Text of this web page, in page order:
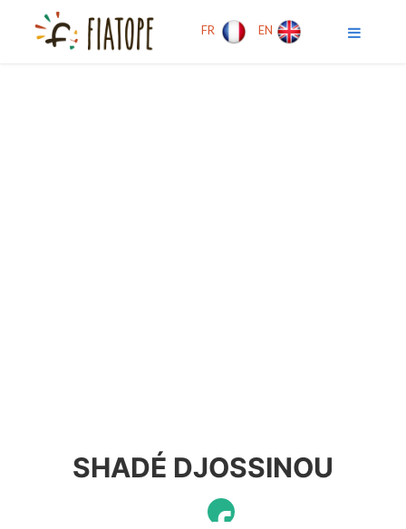
FR EN
SHADÉ DJOSSINOU